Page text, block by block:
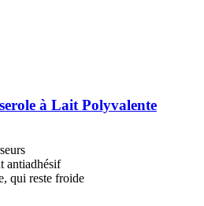
à Lait Polyvalente
antiadhésif
qui reste froide